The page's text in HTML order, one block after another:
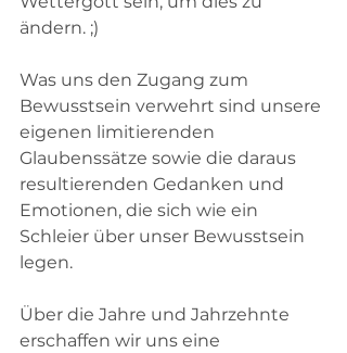
ändern. ;)
Was uns den Zugang zum
Bewusstsein verwehrt sind unsere
eigenen limitierenden
Glaubenssätze sowie die daraus
resultierenden Gedanken und
Emotionen, die sich wie ein
Schleier über unser Bewusstsein
legen.
Über die Jahre und Jahrzehnte
erschaffen wir uns eine